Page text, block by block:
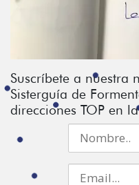
Suscríbete a nuestra
Sisterguía de
direcciones TOP en